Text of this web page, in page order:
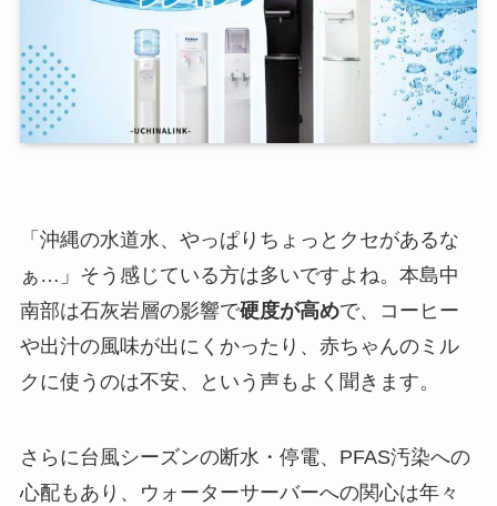
「沖縄の水道水、やっぱりちょっとクセがあるな
ぁ…」そう感じている方は多いですよね。本島中
南部は石灰岩層の影響で硬度が高めで、コーヒー
や出汁の風味が出にくかったり、赤ちゃんのミル
クに使うのは不安、という声もよく聞きます。
さらに台風シーズンの断水・停電、PFAS汚染への
心配もあり、ウォーターサーバーへの関心は年々